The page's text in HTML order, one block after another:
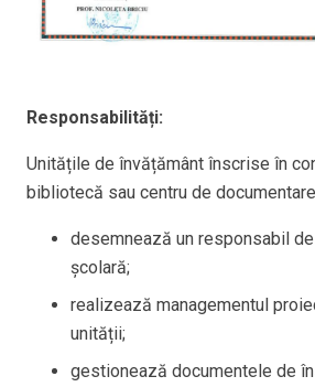
Responsabilități:
Unitățile de învățământ înscrise în
bibliotecă sau centru de
desemnează un responsabil
școlară;
realizează managementul
unității;
gestionează documentele de